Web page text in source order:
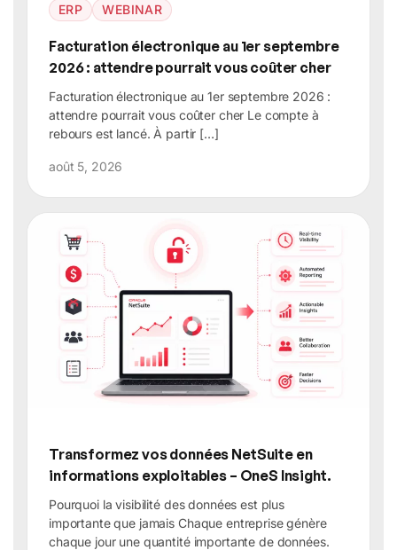
ERP WEBINAR
Facturation électronique au 1er septembre
2026 : attendre pourrait vous coûter cher
Facturation électronique au 1er septembre 2026 :
attendre pourrait vous coûter cher Le compte à
rebours est lancé. À partir […]
août 5, 2026
Transformez vos données NetSuite en
informations exploitables – OneS Insight.
Pourquoi la visibilité des données est plus
importante que jamais Chaque entreprise génère
chaque jour une quantité importante de données.